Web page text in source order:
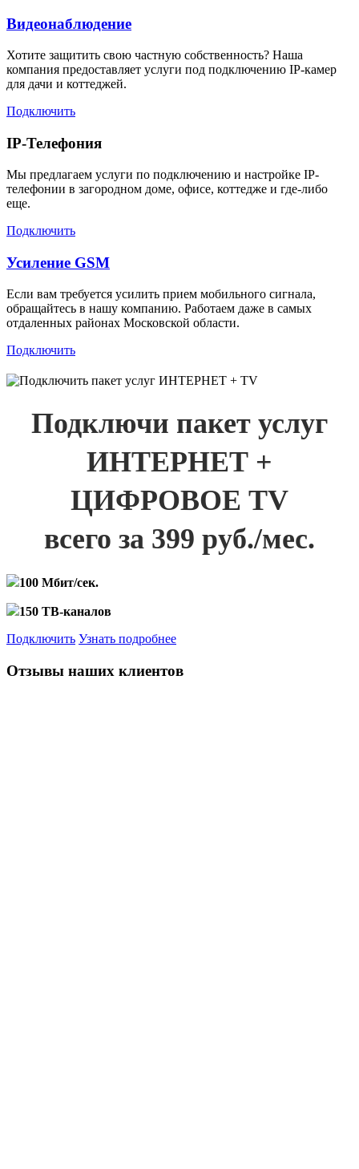
Видеонаблюдение
Хотите защитить свою частную собственность? Наша
компания предоставляет услуги под подключению IP-камер
для дачи и коттеджей.
Подключить
IP-Телефония
Мы предлагаем услуги по подключению и настройке IP-
телефонии в загородном доме, офисе, коттедже и где-либо
еще.
Подключить
Усиление GSM
Если вам требуется усилить прием мобильного сигнала,
обращайтесь в нашу компанию. Работаем даже в самых
отдаленных районах Московской области.
Подключить
Подключи пакет услуг
ИНТЕРНЕТ +
ЦИФРОВОЕ TV
всего за 399 руб./мес.
100 Мбит/сек.
150 ТВ-каналов
Подключить Узнать подробнее
Отзывы наших клиентов